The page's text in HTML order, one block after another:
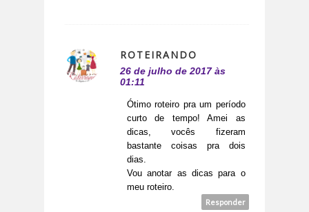
ROTEIRANDO
26 de julho de 2017 às
01:11
Ótimo roteiro pra um período
curto de tempo! Amei as
dicas, vocês fizeram
bastante coisas pra dois
dias.
Vou anotar as dicas para o
meu roteiro.
Responder